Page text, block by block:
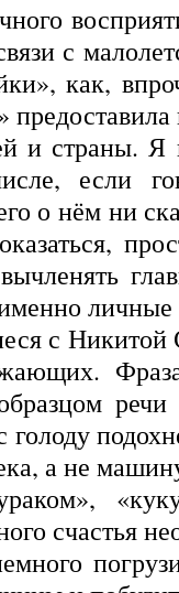
с
как,
и страны. Я
если
о нём ни
личные
с Никитой
а не
счастья